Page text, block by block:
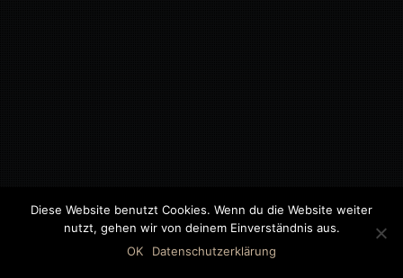
©2018 MWB – MOTORWAGEN BERNAU GMBH
Diese Website benutzt Cookies. Wenn du die Website weiter
nutzt, gehen wir von deinem Einverständnis aus.
OK
Datenschutzerklärung